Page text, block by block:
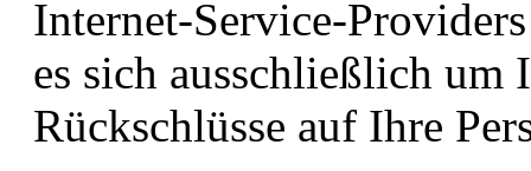
Internet-Service-
es sich ausschließlich
Rückschlüsse auf Ihre